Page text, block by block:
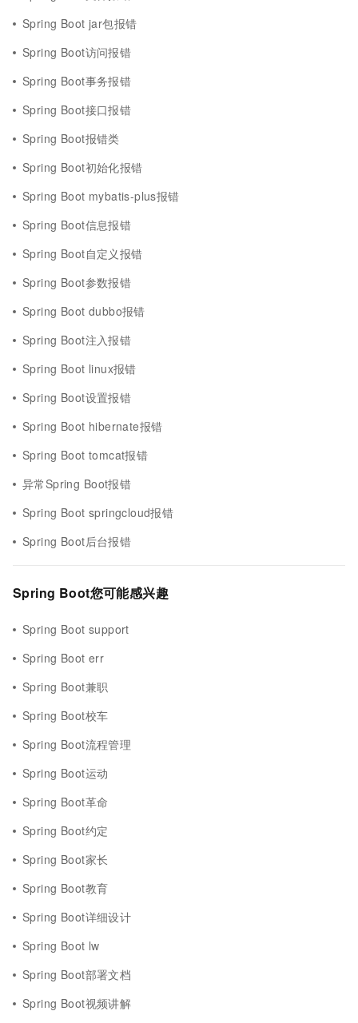
Spring Boot jar包报错
Spring Boot访问报错
Spring Boot事务报错
Spring Boot接口报错
Spring Boot报错类
Spring Boot初始化报错
Spring Boot mybatis-plus报错
Spring Boot信息报错
Spring Boot自定义报错
Spring Boot参数报错
Spring Boot dubbo报错
Spring Boot注入报错
Spring Boot linux报错
Spring Boot设置报错
Spring Boot hibernate报错
Spring Boot tomcat报错
异常Spring Boot报错
Spring Boot springcloud报错
Spring Boot后台报错
Spring Boot您可能感兴趣
Spring Boot support
Spring Boot err
Spring Boot兼职
Spring Boot校车
Spring Boot流程管理
Spring Boot运动
Spring Boot革命
Spring Boot约定
Spring Boot家长
Spring Boot教育
Spring Boot详细设计
Spring Boot lw
Spring Boot部署文档
Spring Boot视频讲解